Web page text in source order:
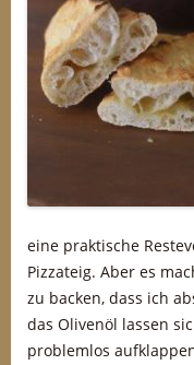
eine praktische
Pizzateig. Aber es
zu backen, dass ich
das Olivenöl lassen
problemlos